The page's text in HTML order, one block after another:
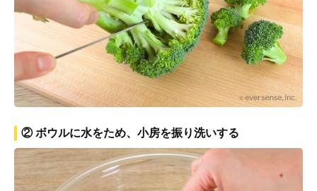
② ボウルに水をため、小房を振り洗いする